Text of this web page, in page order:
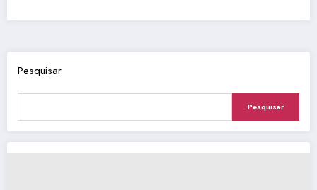
Pesquisar
Pesquisar